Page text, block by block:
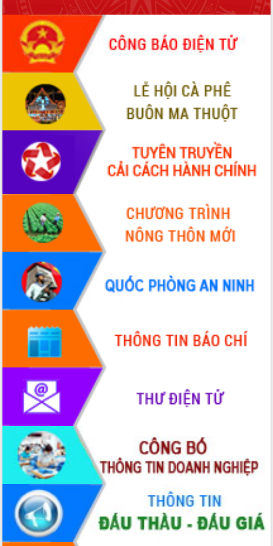
Rà soát, hoàn thiện hệ thống thiết chế
văn hóa, thể thao đáp ứng yêu cầu
phát triển mới
Thường trực HĐND tỉnh Đắk Lắk gặp
mặt Đoàn chuyên gia y tế TP. Hồ Chí
Lễ truy điệu và an táng hài cốt liệt sĩ
tại Nghĩa trang Liệt sĩ xã Sơn Hòa
Bàn giải pháp tháo gỡ khó khăn trong
xuất khẩu sầu riêng và triển khai quy
định EUDR
Thứ trưởng Bộ Nông nghiệp và Môi
trường Nguyễn Hoàng Hiệp khảo sát
vùng trồng và doanh nghiệp đóng gói
sầu riêng tại Đắk Lắk
Trình diễn nghệ thuật chế biến các
món ăn từ sầu riêng
Đắk Lắk công bố Quy hoạch và xúc
tiến đầu tư tỉnh
Ngành cá ngừ Đắk Lắk chủ động thích
ứng để giữ vững thị trường xuất khẩu
Diễn đàn Kinh tế tư nhân Việt Nam đột
phá cơ chế - Hợp tác công tư
Đề án 06 tạo bước ngoặt đột phá trong
cải cách hành chính tỉnh Đắk Lắk
Kết nối tour, đẩy mạnh chuyển đổi số
để phát triển du lịch Đắk Lắk
Khởi động Dự án Đầu tư xây dựng hạ
tầng kỹ thuật Cụm công nghiệp Tân
Gặp mặt các cơ quan báo chí nhân Kỷ
niệm 101 năm Ngày Báo chí Cách
mạng Việt Nam
Đắk Lắk sơ kết 4 năm triển khai thực
hiện Đề án 06 của Chính phủ
Họp báo thông tin về Hội nghị Công bố
Quy hoạch và Xúc tiến đầu tư tỉnh Đắk
Lắk
Khơi thông điểm nghẽn, đẩy nhanh
giải ngân vốn khắc phục thiên tai